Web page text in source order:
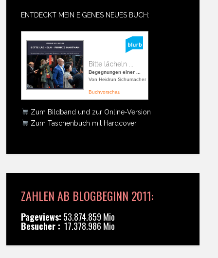
ENTDECKT MEIN EIGENES NEUES BUCH:
Bitte lächeln ...
Begegnungen einer ...
Von Heidrun Schumacher
Buchvorschau
Zum Bildband und zur Online-Version
Zum Taschenbuch mit Hardcover
ZAHLEN AB BLOGBEGINN 2011:
Pageviews: 53.874.859 Mio
Besucher : 17.378.986 Mio